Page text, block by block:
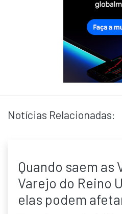
Notícias Relacionadas:
Quando saem as
Varejo do Reino
elas podem